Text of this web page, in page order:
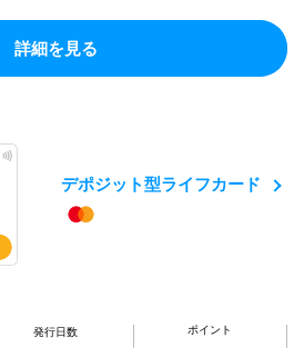
詳細を見る
デポジット型ライフカード
発行日数 ポイント